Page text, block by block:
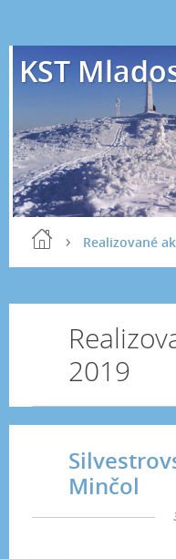
KST
Realizované
2019
Minčol